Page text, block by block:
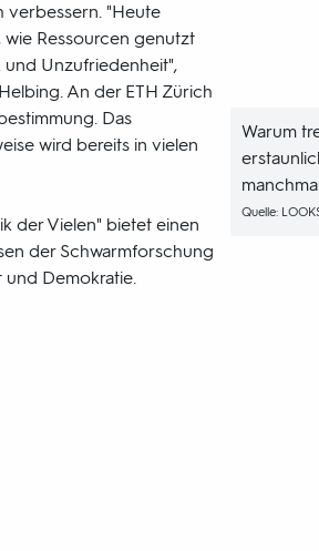
Warum
Quelle:
verbessern. "Heute
Ressourcen genutzt
Unzufriedenheit",
An der ETH Zürich
Das
wird bereits in vielen
der Vielen" bietet einen
der Schwarmforschung
und Demokratie.